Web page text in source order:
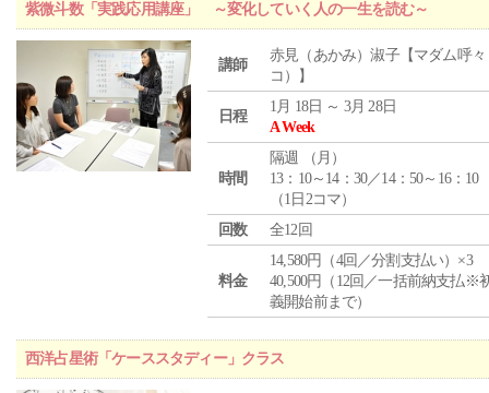
紫微斗数「実践応用講座」 ～変化していく人の一生を読む～
講師
赤見（あかみ）淑子【マダム呼々
コ）】
日程
1月 18日 ～ 3月 28日
A Week
時間
隔週 （ 月 ）
13：10～14：30／14：50～16：10
（1日2コマ）
回数
全12回
料金
14,580円（4回／分割支払い）×3
40,500円（12回／一括前納支払※
義開始前まで）
西洋占星術「ケーススタディー」クラス